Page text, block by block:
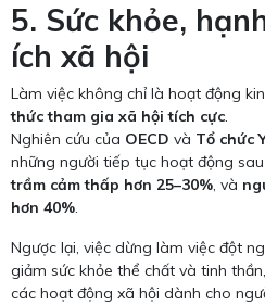
5. Sức khỏe,
ích xã hội
Làm việc không chỉ là hoạt động
thức tham gia xã hội tích cực.
Nghiên cứu của OECD và Tổ chức
những người tiếp tục hoạt động
trầm cảm thấp hơn 25–30%, và
hơn 40%.
Ngược lại, việc dừng làm việc đột
giảm sức khỏe thể chất và tinh
các hoạt động xã hội dành cho